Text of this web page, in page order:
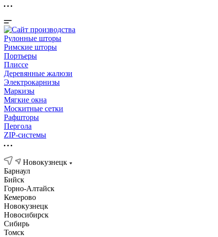
Рулонные шторы
Римские шторы
Портьеры
Плиссе
Деревянные жалюзи
Электрокарнизы
Маркизы
Мягкие окна
Москитные сетки
Рафшторы
Пергола
ZIP-системы
Новокузнецк
Барнаул
Бийск
Горно-Алтайск
Кемерово
Новокузнецк
Новосибирск
Сибирь
Томск